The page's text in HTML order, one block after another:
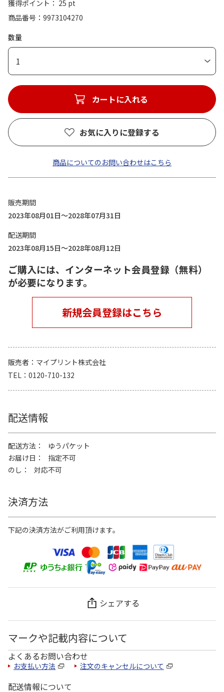
獲得ポイント： 25 pt
商品番号
9973104270
数量
1
カートに入れる
お気に入りに登録する
商品についてのお問い合わせはこちら
販売期間
2023年08月01日～2028年07月31日
配送期間
2023年08月15日～2028年08月12日
ご購入には、インターネット会員登録（無料）
が必要になります。
新規会員登録はこちら
販売者
マイプリント株式会社
TEL
0120-710-132
配送情報
配送方法
ゆうパケット
お届け日
指定不可
のし
対応不可
決済方法
下記の決済方法がご利用頂けます。
シェアする
マークや記載内容について
よくあるお問い合わせ
お支払い方法 注文のキャンセルについて
配送情報について